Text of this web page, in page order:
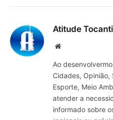
Atitude
Site
Ao
Cidades, Opinião,
Esporte, Meio
atender a
informado sobre